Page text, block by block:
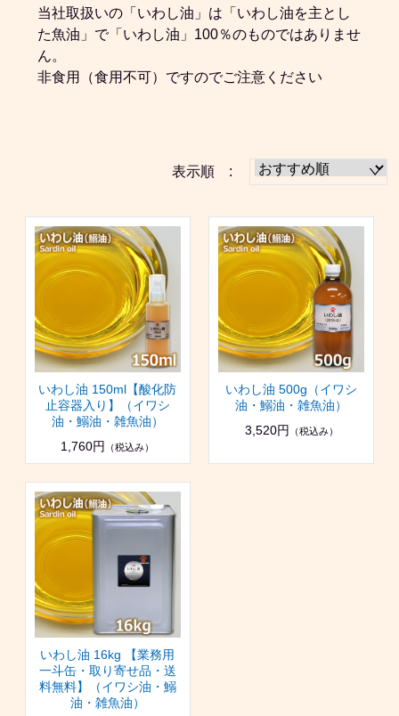
当社取扱いの「いわし油」は「いわし油を主とし
た魚油」で「いわし油」100％のものではありませ
ん。
非食用（食用不可）ですのでご注意ください
表示順 :
いわし油 150ml【酸化防
止容器入り】（イワシ
油・鰯油・雑魚油）
1,760円
（税込み）
いわし油 500g（イワシ
油・鰯油・雑魚油）
3,520円
（税込み）
いわし油 16kg 【業務用
一斗缶・取り寄せ品・送
料無料】（イワシ油・鰯
油・雑魚油）